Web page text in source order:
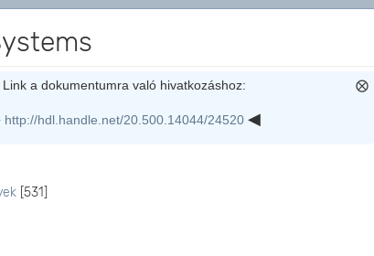
Link a dokumentumra való hivatkozáshoz:
http://hdl.handle.net/20.500.14044/24520
[531]